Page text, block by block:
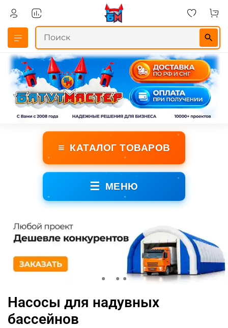
≡ КАТАЛОГ ТОВАРОВ
☰ МЕНЮ
Насосы для надувных
бассейнов